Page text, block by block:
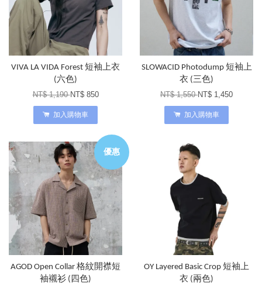
VIVA LA VIDA Forest 短袖上衣
(六色)
NT$ 1,190NT$ 850
加入購物車
SLOWACID Photodump 短袖上
衣 (三色)
NT$ 1,550NT$ 1,450
加入購物車
優惠
AGOD Open Collar 格紋開襟短
袖襯衫 (四色)
OY Layered Basic Crop 短袖上
衣 (兩色)